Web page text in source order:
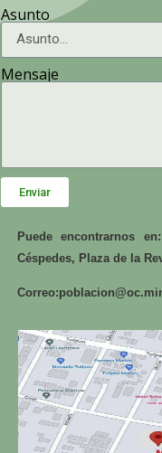
Asunto
Mensaje
Enviar
Puede encontrarnos
Céspedes, Plaza de la
Correo: